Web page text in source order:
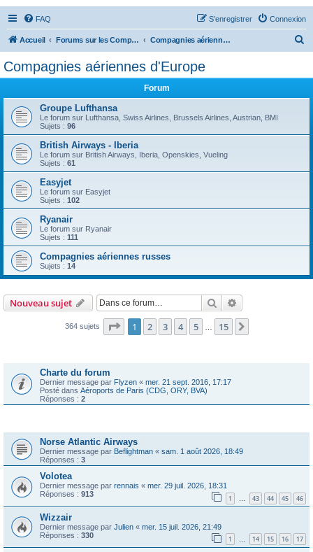
FAQ Connexion
S’enregistrer
Accueil Forums sur les Compagnies Aériennes Compagnies aériennes d'Europe
e
Compagnies aériennes d'Europe
Forum
Groupe Lufthansa
Le forum sur Lufthansa, Swiss Airlines, Brussels Airlines, Austrian, BMI
Sujets : 96
British Airways - Iberia
Le forum sur British Airways, Iberia, Openskies, Vueling
Sujets : 61
Easyjet
Le forum sur Easyjet
Sujets : 102
Ryanair
Le forum sur Ryanair
Sujets : 111
Compagnies aériennes russes
Sujets : 14
Nouveau sujet Rechercher
364 sujets Page 1sur15
1 2 3 4 5 15
Charte du forum
Dernier message par Flyzen « mer. 21 sept. 2016, 17:17
Posté dans Aéroports de Paris (CDG, ORY, BVA)
Réponses : 2
Norse Atlantic Airways
Dernier message par Beflightman « sam. 1 août 2026, 18:49
Réponses : 3
Volotea
Dernier message par rennais « mer. 29 juil. 2026, 18:31
Réponses : 913 1 … 43 44 45 46
Wizzair
Dernier message par Julien « mer. 15 juil. 2026, 21:49
Réponses : 330 1 14 15 16 17